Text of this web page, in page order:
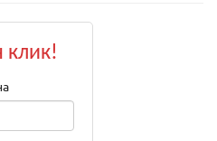
клик!